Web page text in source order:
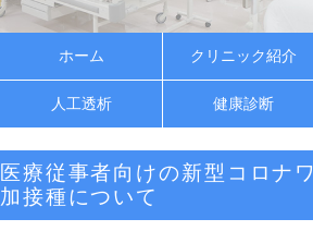
ホーム クリニック紹介
人工透析 健康診断
医療従事者向けの新型コロナ
加接種について